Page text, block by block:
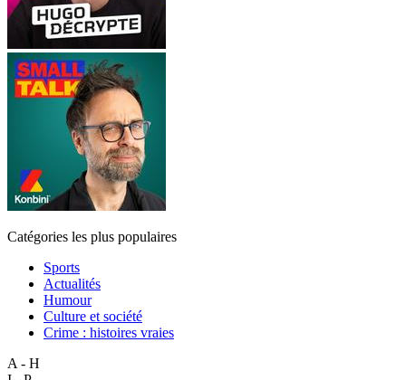
Catégories les plus populaires
Sports
Actualités
Humour
Culture et société
Crime : histoires vraies
A - H